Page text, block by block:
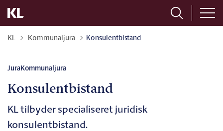
KL Tilbage til
Kommunaljura Konsulentbistand
JuraKommunaljura
Konsulentbistand
KL tilbyder specialiseret juridisk
konsulentbistand.